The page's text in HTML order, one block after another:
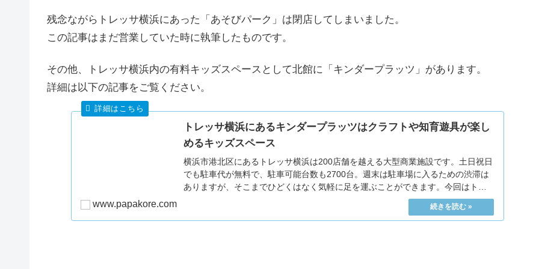
残念ながらトレッサ横浜にあった「あそびパーク」は閉店してしまいました。
この記事はまだ営業していた時に執筆したものです。
その他、トレッサ横浜内の有料キッズスペースとして北館に「キンダープラッツ」があります。
詳細は以下の記事をご覧ください。
トレッサ横浜にあるキンダープラッツはクラフトや知育遊具が楽し
めるキッズスペース
横浜市港北区にあるトレッサ横浜は200店舗を越える大型商業施設です。土日祝日
でも駐車代が無料で、駐車可能台数も2700台。週末は駐車場に入るための渋滞は
ありますが、そこまでひどくはなく気軽に足を運ぶことができます。今回はトレ
www.papakore.com